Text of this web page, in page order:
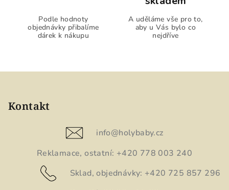
Podle hodnoty
objednávky přibalíme
dárek k nákupu
A uděláme vše pro to,
aby u Vás bylo co
nejdříve
Kontakt
info@holybaby.cz
Reklamace, ostatní: +420 778 003 240
Sklad, objednávky: +420 725 857 296